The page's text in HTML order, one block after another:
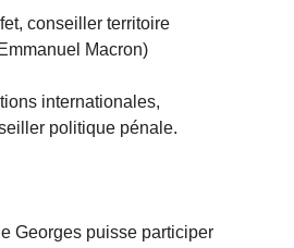
conseiller territoire
Macron)
internationales,
politique pénale.
Georges puisse participer